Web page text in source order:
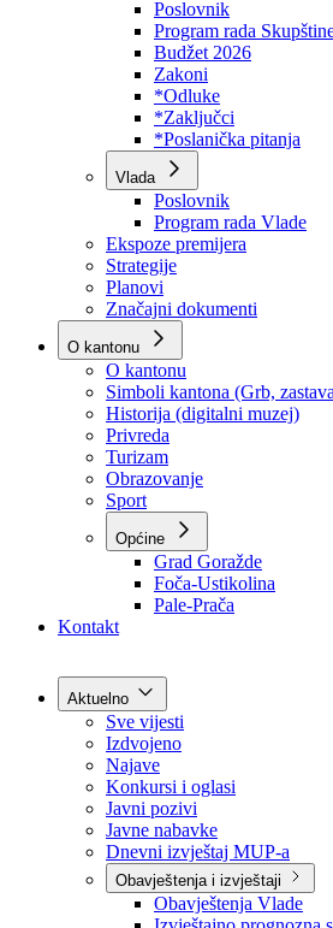
Dokumenti
Skupština
Poslovnik
Program rada Skupštine
Budžet 2026
Zakoni
*Odluke
*Zaključci
*Poslanička pitanja
Vlada
Poslovnik
Program rada Vlade
Ekspoze premijera
Strategije
Planovi
Značajni dokumenti
O kantonu
O kantonu
Simboli kantona (Grb, zastava)
Historija (digitalni muzej)
Privreda
Turizam
Obrazovanje
Sport
Općine
Kontakt
Aktuelno
Sve vijesti
Izdvojeno
Najave
Konkursi i oglasi
Javni pozivi
Javne nabavke
Dnevni izvještaj MUP-a